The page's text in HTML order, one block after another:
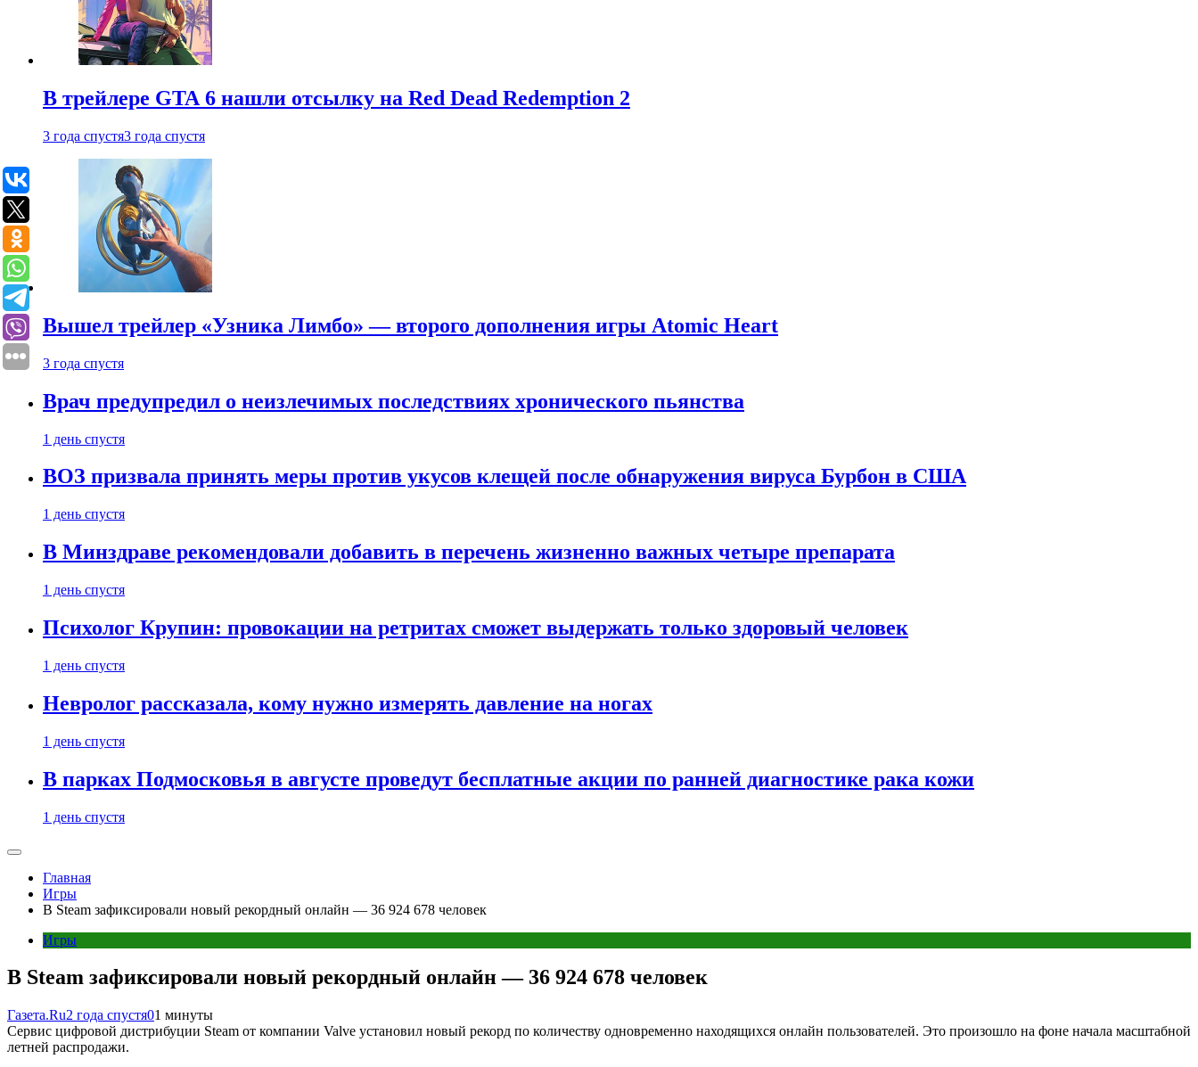
В трейлере GTA 6 нашли отсылку на Red Dead Redemption 2
3 года спустя3 года спустя
Вышел трейлер «Узника Лимбо» — второго дополнения игры Atomic Heart
3 года спустя
Врач предупредил о неизлечимых последствиях хронического пьянства
1 день спустя
ВОЗ призвала принять меры против укусов клещей после обнаружения вируса Бурбон в США
1 день спустя
В Минздраве рекомендовали добавить в перечень жизненно важных четыре препарата
1 день спустя
Психолог Крупин: провокации на ретритах сможет выдержать только здоровый человек
1 день спустя
Невролог рассказала, кому нужно измерять давление на ногах
1 день спустя
В парках Подмосковья в августе проведут бесплатные акции по ранней диагностике рака кожи
1 день спустя
Главная
Игры
В Steam зафиксировали новый рекордный онлайн — 36 924 678 человек
Игры
В Steam зафиксировали новый рекордный онлайн — 36 924 678 человек
Газета.Ru2 года спустя01 минуты
Сервис цифровой дистрибуции Steam от компании Valve установил новый рекорд по количеству одновременно находящихся онлайн пользователей. Это произошло на фоне начала масштабной
летней распродажи.